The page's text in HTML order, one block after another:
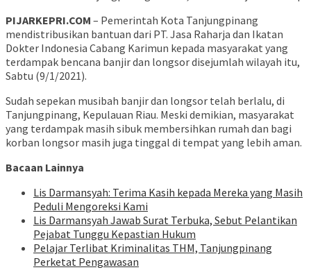
PIJARKEPRI.COM – Pemerintah Kota Tanjungpinang
mendistribusikan bantuan dari PT. Jasa Raharja dan Ikatan
Dokter Indonesia Cabang Karimun kepada masyarakat yang
terdampak bencana banjir dan longsor disejumlah wilayah itu,
Sabtu (9/1/2021).
Sudah sepekan musibah banjir dan longsor telah berlalu, di
Tanjungpinang, Kepulauan Riau. Meski demikian, masyarakat
yang terdampak masih sibuk membersihkan rumah dan bagi
korban longsor masih juga tinggal di tempat yang lebih aman.
Bacaan Lainnya
Lis Darmansyah: Terima Kasih kepada Mereka yang Masih
Peduli Mengoreksi Kami
Lis Darmansyah Jawab Surat Terbuka, Sebut Pelantikan
Pejabat Tunggu Kepastian Hukum
Pelajar Terlibat Kriminalitas THM, Tanjungpinang
Perketat Pengawasan